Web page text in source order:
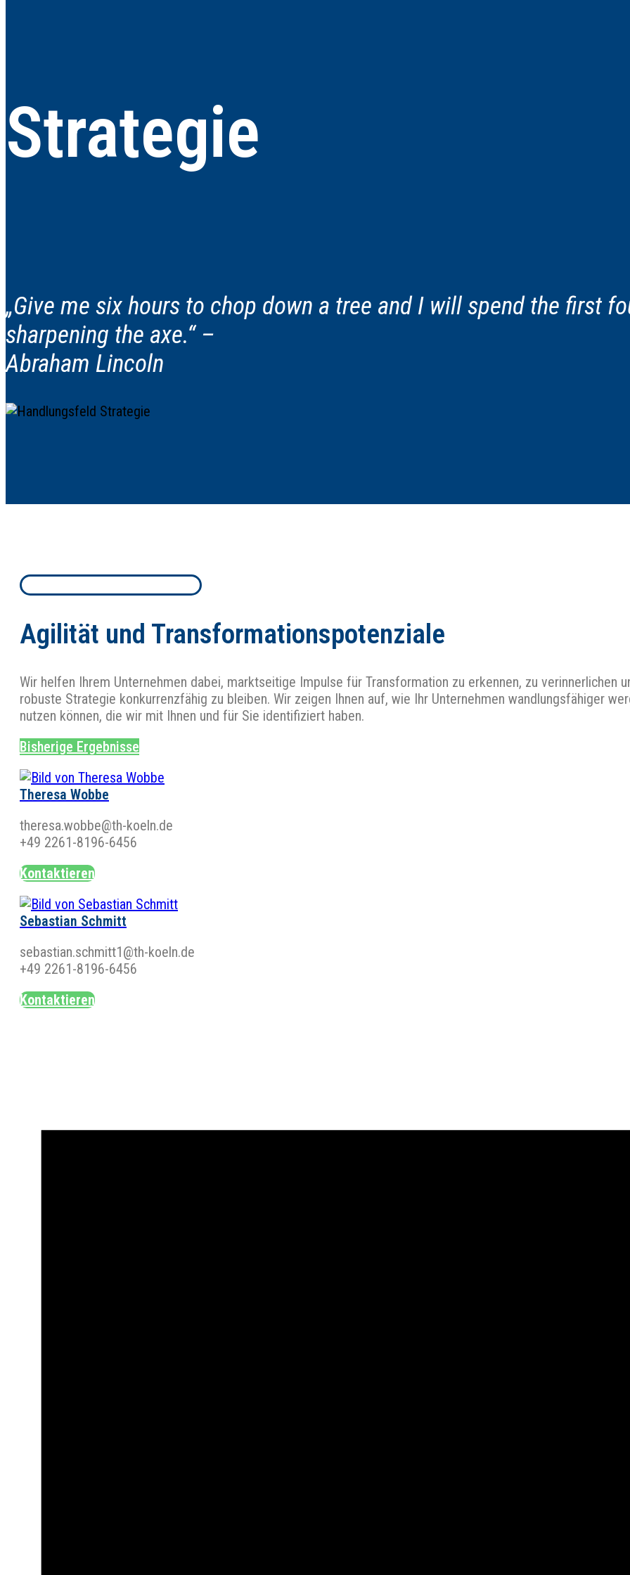
Strategie
„Give me six hours to chop down a tree and I will spend the first
sharpening the axe.“ ­–
Abraham Lincoln
Agilität und Transformationspotenziale
Wir helfen Ihrem Unternehmen dabei, marktseitige Impulse für Transformation zu erkennen, zu verinnerlichen
robuste Strategie konkurrenzfähig zu bleiben. Wir zeigen Ihnen auf, wie Ihr Unternehmen wandlungsfähiger
nutzen können, die wir mit Ihnen und für Sie identifiziert haben.
Bisherige Ergebnisse
Theresa Wobbe
theresa.wobbe@th-koeln.de
+49 2261-8196-6456
Kontaktieren
Sebastian Schmitt
sebastian.schmitt1@th-koeln.de
+49 2261-8196-6456
Kontaktieren